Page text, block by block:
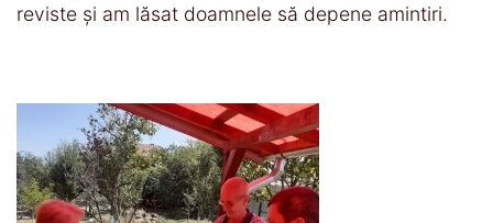
reviste și am lăsat doamnele să depene amintiri.